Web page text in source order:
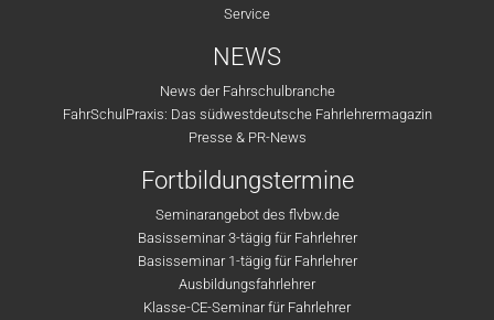
Service
NEWS
News der Fahrschulbranche
FahrSchulPraxis: Das südwestdeutsche Fahrlehrermagazin
Presse & PR-News
Fortbildungstermine
Seminarangebot des flvbw.de
Basisseminar 3-tägig für Fahrlehrer
Basisseminar 1-tägig für Fahrlehrer
Ausbildungsfahrlehrer
Klasse-CE-Seminar für Fahrlehrer